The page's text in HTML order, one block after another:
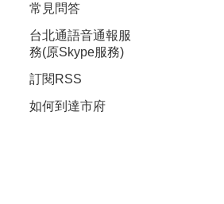
常見問答
台北通語音通報服
務(原Skype服務)
訂閱RSS
如何到達市府